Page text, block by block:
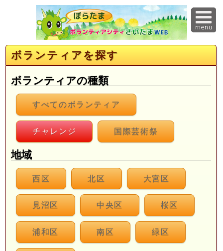
ボランティアを探す
ボランティアの種類
すべてのボランティア
チャレンジ 国際芸術祭
地域
西区 北区 大宮区
見沼区 中央区 桜区
浦和区 南区 緑区